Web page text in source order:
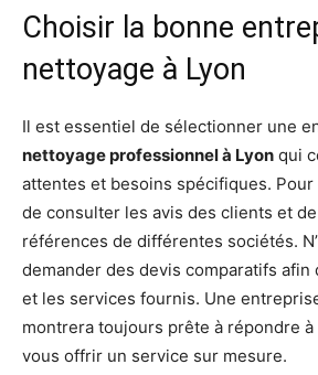
Choisir la bonne
nettoyage à Lyon
Il est essentiel de sélectionner une
nettoyage professionnel à Lyon qui
attentes et besoins spécifiques.
de consulter les avis des clients et
références de différentes sociétés.
demander des devis comparatifs afin
et les services fournis. Une
montrera toujours prête à répondre
vous offrir un service sur mesure.